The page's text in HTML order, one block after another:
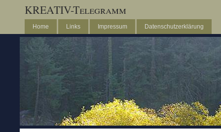
KREATIV-Telegramm
Home Links Impressum Datenschutzerklärung